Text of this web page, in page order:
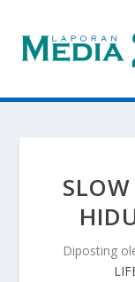
Diposting